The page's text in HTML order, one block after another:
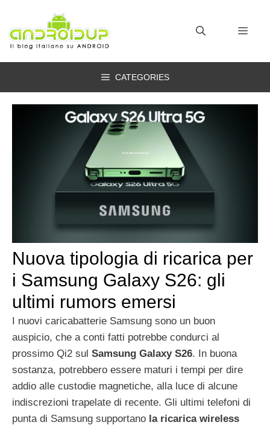
contenuto
CATEGORIES
Nuova tipologia di ricarica per
i Samsung Galaxy S26: gli
ultimi rumors emersi
I nuovi caricabatterie Samsung sono un buon
auspicio, che a conti fatti potrebbe condurci al
prossimo Qi2 sul Samsung Galaxy S26. In buona
sostanza, potrebbero essere maturi i tempi per dire
addio alle custodie magnetiche, alla luce di alcune
indiscrezioni trapelate di recente. Gli ultimi telefoni di
punta di Samsung supportano la ricarica wireless